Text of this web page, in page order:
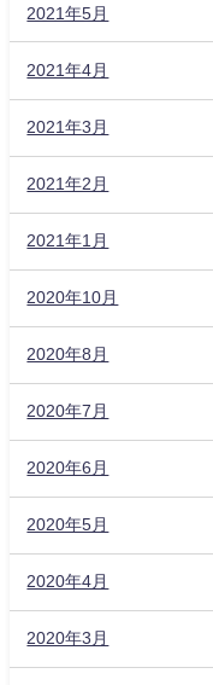
2021年5月
2021年4月
2021年3月
2021年2月
2021年1月
2020年10月
2020年8月
2020年7月
2020年6月
2020年5月
2020年4月
2020年3月